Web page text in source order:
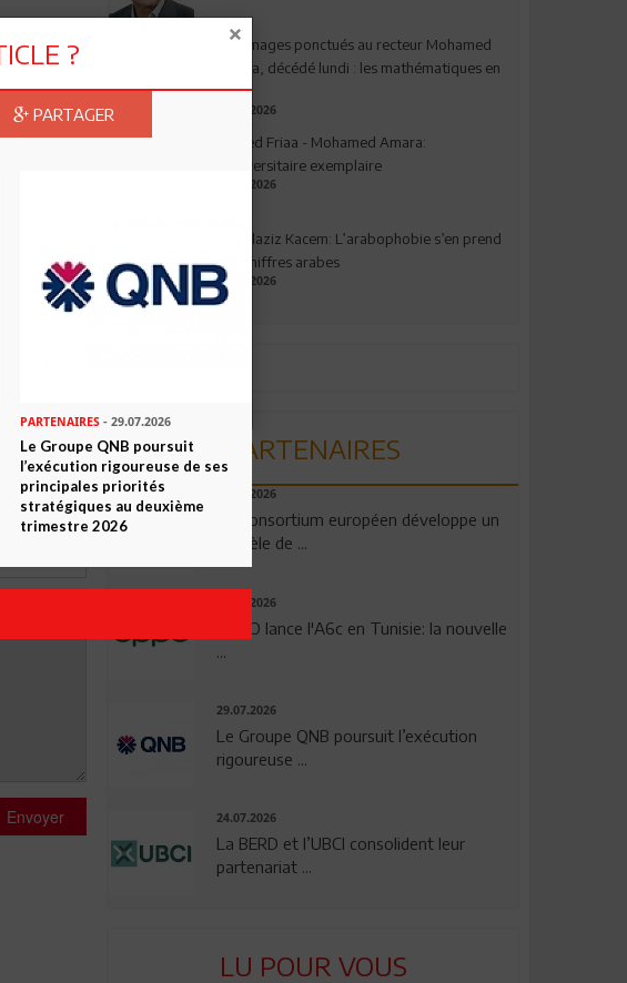
ont
Envoyer
Hommages ponctués au recteur Mohamed
Amara, décédé lundi : les mathématiques en
deuil
03.08.2026
Ahmed Friaa - Mohamed Amara:
l’Universitaire exemplaire
04.08.2026
Abdelaziz Kacem: L’arabophobie s’en prend
aux chiffres arabes
09.07.2026
PARTENAIRES
06.08.2026
Un consortium européen développe un
modèle de ...
04.08.2026
OPPO lance l'A6c en Tunisie: la nouvelle
...
29.07.2026
Le Groupe QNB poursuit l’exécution
rigoureuse ...
24.07.2026
La BERD et l’UBCI consolident leur
partenariat ...
LU POUR VOUS
?
PARTAGER
PARTENAIRES- 29.07.2026
Le Groupe QNB poursuit
l’exécution rigoureuse de ses
principales priorités
stratégiques au deuxième
trimestre 2026